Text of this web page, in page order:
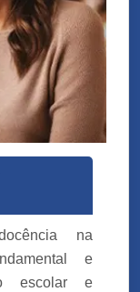
na
e
escolar e